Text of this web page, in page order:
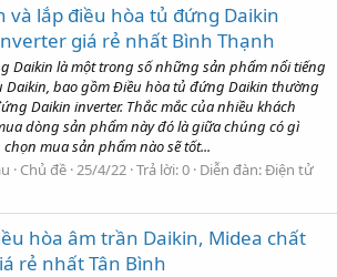
và lắp điều hòa tủ đứng Daikin
giá rẻ nhất Bình Thạnh
Daikin là một trong số những sản phẩm nổi tiếng
Daikin, bao gồm Điều hòa tủ đứng Daikin thường
Daikin inverter. Thắc mắc của nhiều khách
dòng sản phẩm này đó là giữa chúng có gì
mua sản phẩm nào sẽ tốt...
Chủ đề 25/4/22 Trả lời: 0 Diễn đàn:Điện tử
hòa âm trần Daikin, Midea chất
rẻ nhất Tân Bình